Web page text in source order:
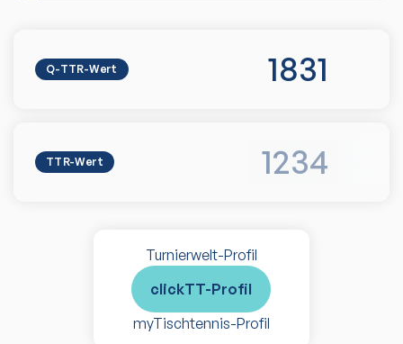
Q-TTR-Wert 1831
TTR-Wert 1234
Turnierwelt-Profil
clickTT-Profil
myTischtennis-Profil